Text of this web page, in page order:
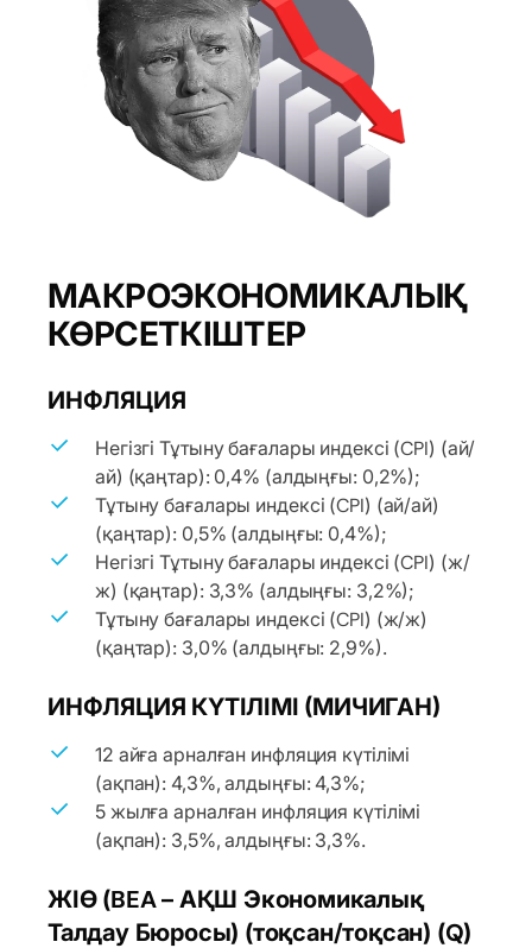
МАКРОЭКОНОМИКАЛЫҚ
КӨРСЕТКІШТЕР
ИНФЛЯЦИЯ
Негізгі Тұтыну бағалары индексі (CPI) (ай/
ай) (қаңтар): 0,4% (алдыңғы: 0,2%);
Тұтыну бағалары индексі (CPI) (ай/ай)
(қаңтар): 0,5% (алдыңғы: 0,4%);
Негізгі Тұтыну бағалары индексі (CPI) (ж/
ж) (қаңтар): 3,3% (алдыңғы: 3,2%);
Тұтыну бағалары индексі (CPI) (ж/ж)
(қаңтар): 3,0% (алдыңғы: 2,9%).
ИНФЛЯЦИЯ КҮТІЛІМІ (МИЧИГАН)
12 айға арналған инфляция күтілімі
(ақпан): 4,3%, алдыңғы: 4,3%;
5 жылға арналған инфляция күтілімі
(ақпан): 3,5%, алдыңғы: 3,3%.
ЖІӨ (BEA – АҚШ Экономикалық
Талдау Бюросы) (тоқсан/тоқсан) (Q)